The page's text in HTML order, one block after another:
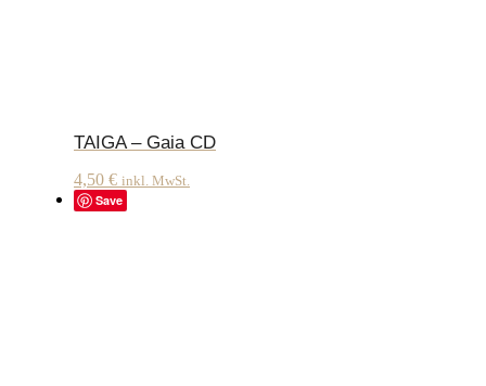
TAIGA – Gaia CD
4,50 € inkl. MwSt.
Save